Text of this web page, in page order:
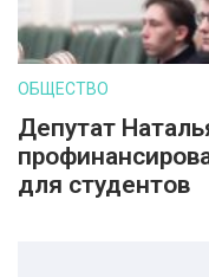
ОБЩЕСТВО
Депутат
для студентов